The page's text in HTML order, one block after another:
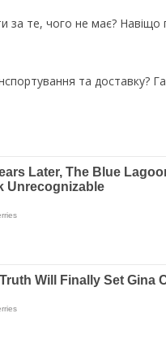
те, чого не має? Навіщо
та доставку?